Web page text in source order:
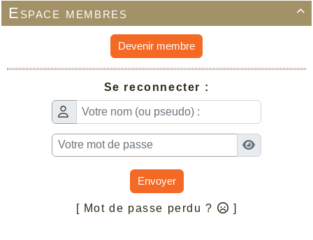

Espace membres
Devenir membre
Se reconnecter :
Envoyer
[ Mot de passe perdu ? ]